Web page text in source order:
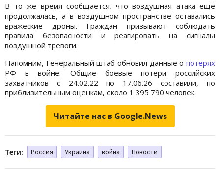
В то же время сообщается, что воздушная атака ещё
продолжалась, а в воздушном пространстве оставались
вражеские дроны. Граждан призывают соблюдать
правила безопасности и реагировать на сигналы
воздушной тревоги.
Напомним, Генеральный штаб обновил данные о потерях
РФ в войне. Общие боевые потери российских
захватчиков с 24.02.22 по 17.06.26 составили, по
приблизительным оценкам, около 1 395 790 человек.
Читайте нас в Google.News
Теги: Россия Украина война Новости